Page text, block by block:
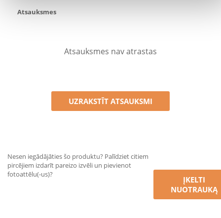
Atsauksmes
Atsauksmes nav atrastas
UZRAKSTĪT ATSAUKSMI
Nesen iegādājāties šo produktu? Palīdziet citiem
pircējiem izdarīt pareizo izvēli un pievienot
fotoattēlu(-us)?
ĮKELTI
NUOTRAUKĄ